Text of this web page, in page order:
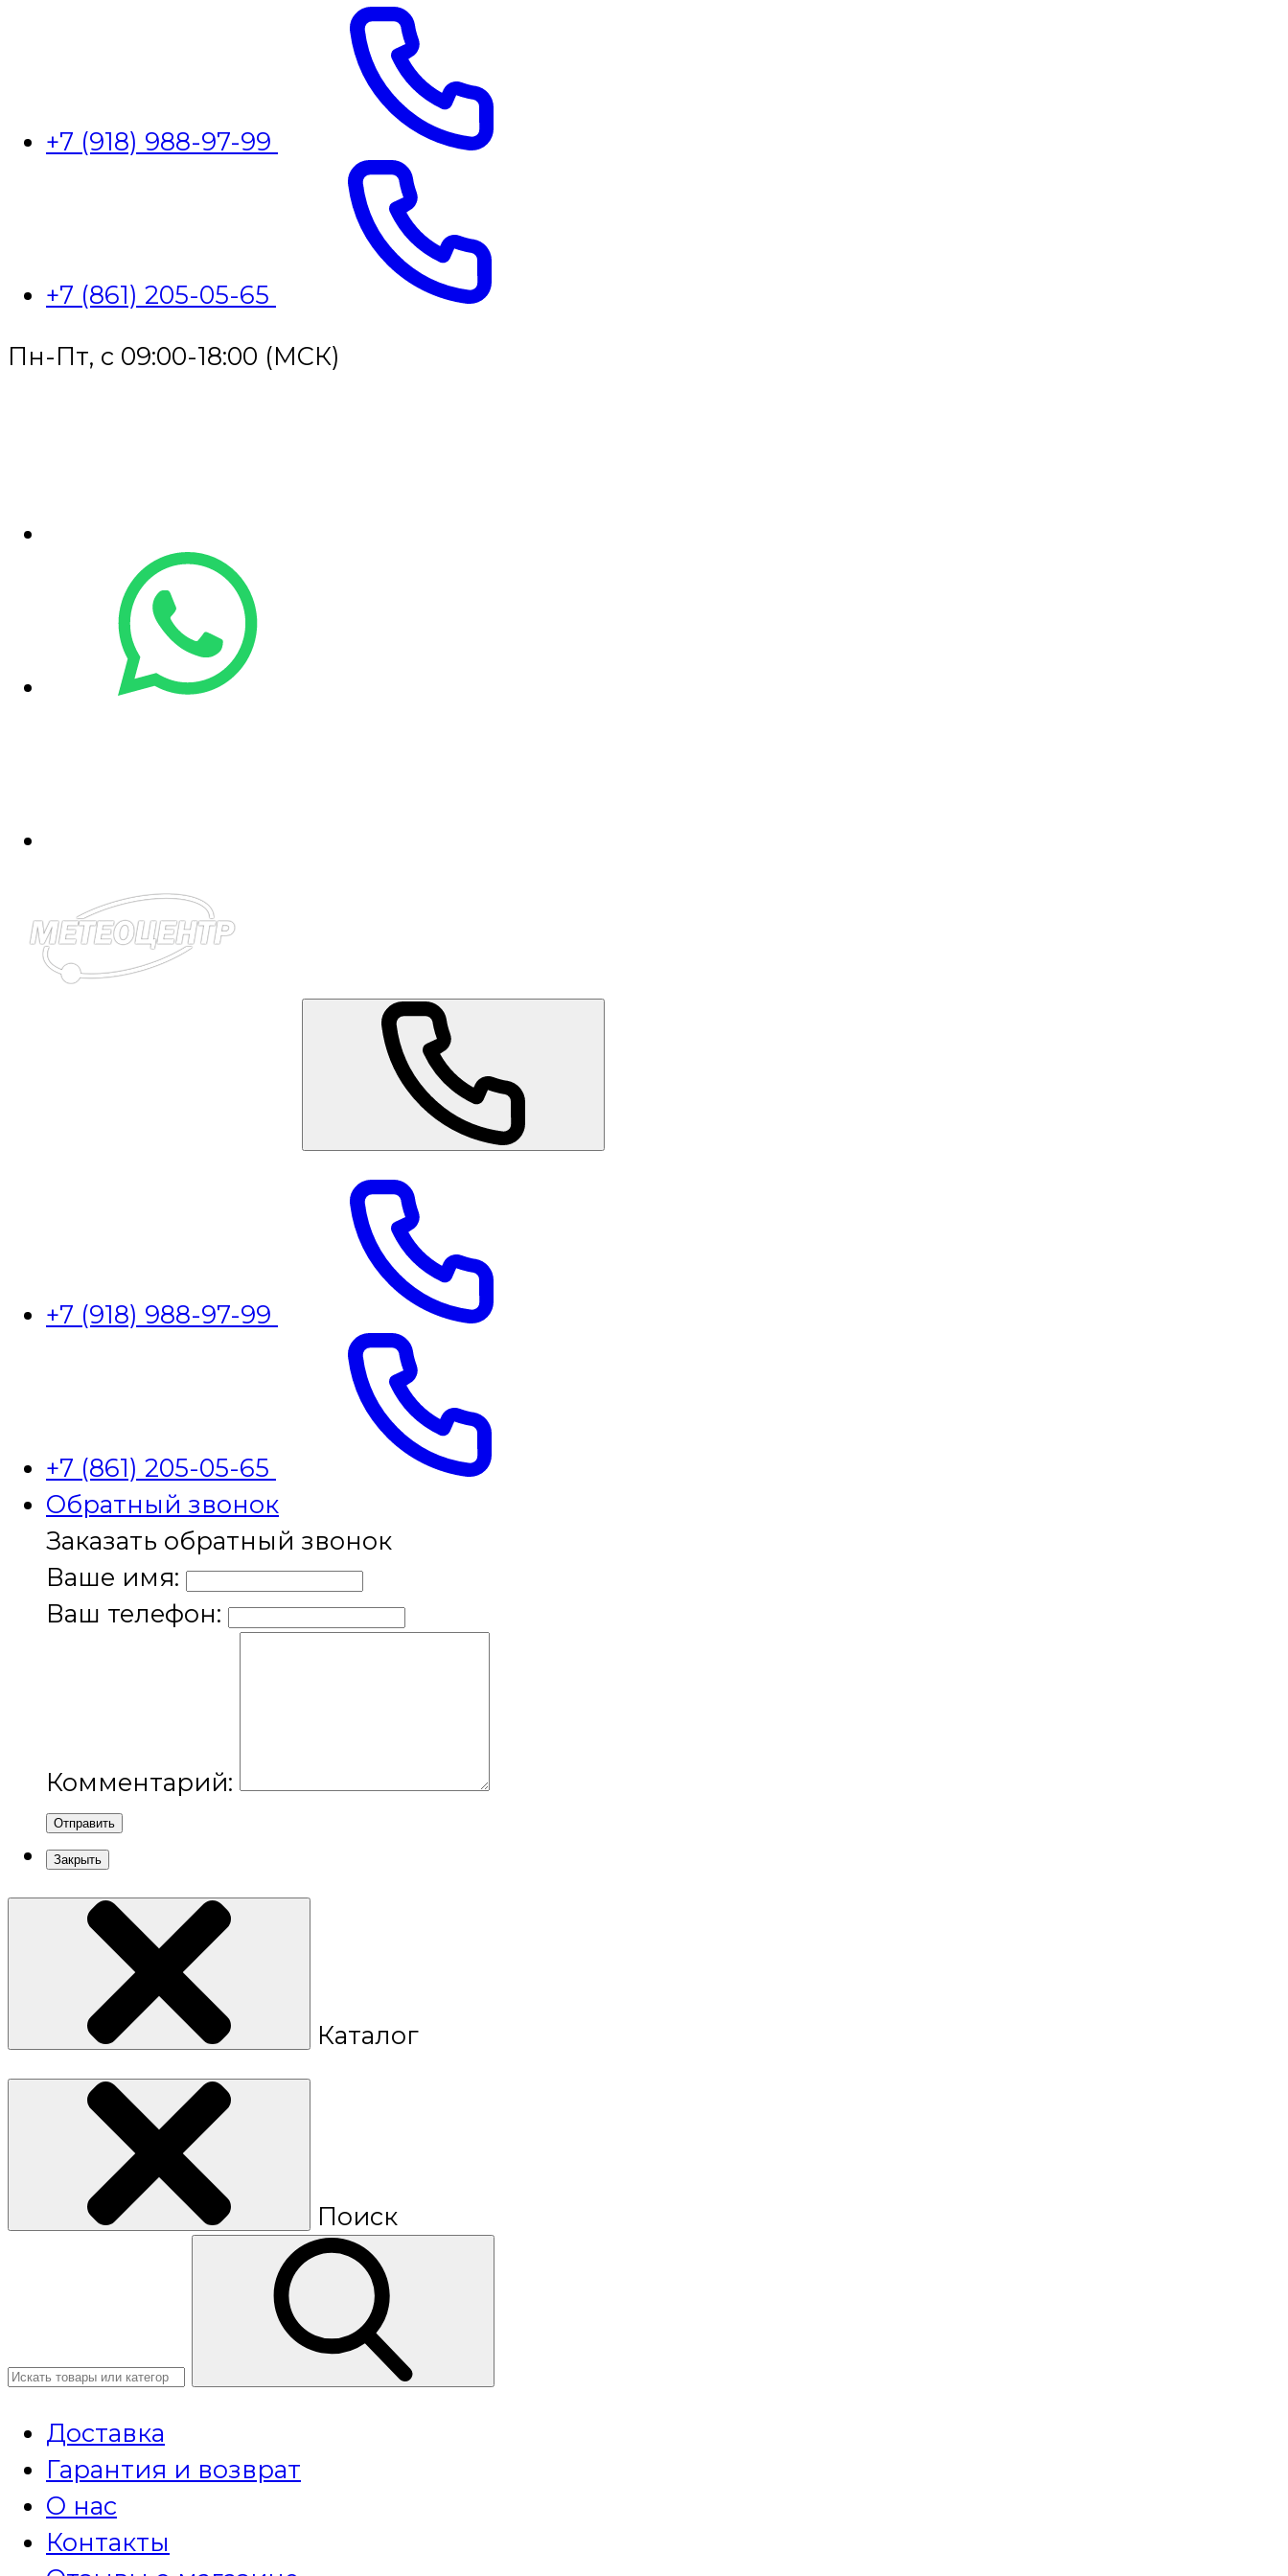
+7 (918) 988-97-99
+7 (861) 205-05-65
Пн-Пт, с 09:00-18:00 (МСК)
+7 (918) 988-97-99
+7 (861) 205-05-65
Обратный звонок
Заказать обратный звонок
Ваше имя:
Ваш телефон:
Комментарий:
Отправить
Закрыть
Каталог
Поиск
Доставка
Гарантия и возврат
О нас
Контакты